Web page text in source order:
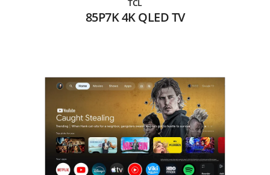
TCL
85P7K 4K QLED TV